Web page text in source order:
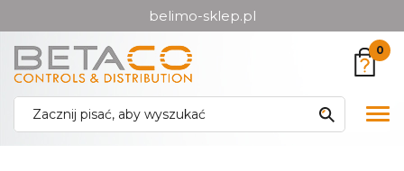
do menu
głównego
do
menu
w
stopce
belimo-sklep.pl
0